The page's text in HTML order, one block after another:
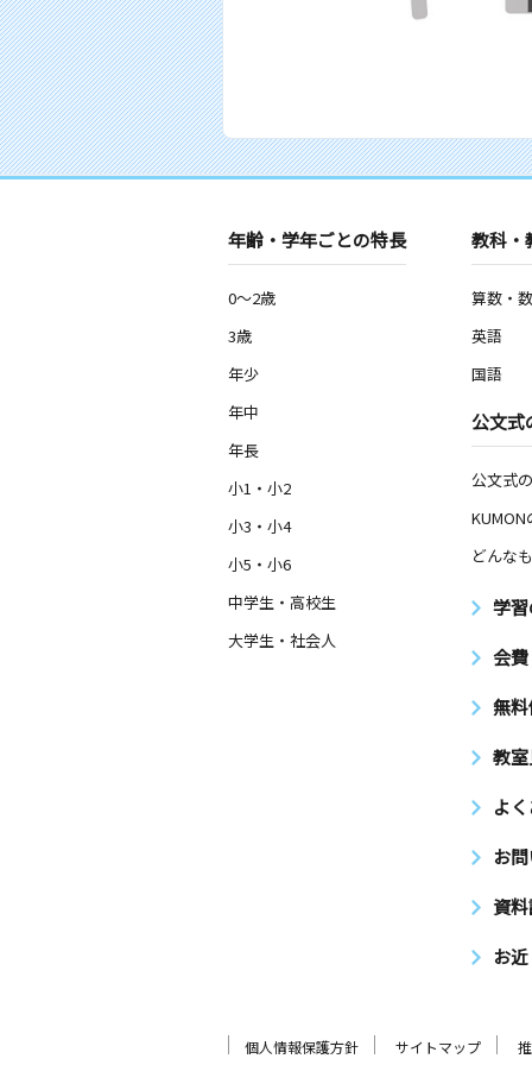
年齢・学年ごとの特長
0～2歳
3歳
年少
年中
年長
小1・小2
小3・小4
小5・小6
中学生・高校生
大学生・社会人
教科・
算数・
英語
国語
公文式
公文式
どんな
学
会
無
教
よ
お
資
お
個人情報保護方針 サイトマップ